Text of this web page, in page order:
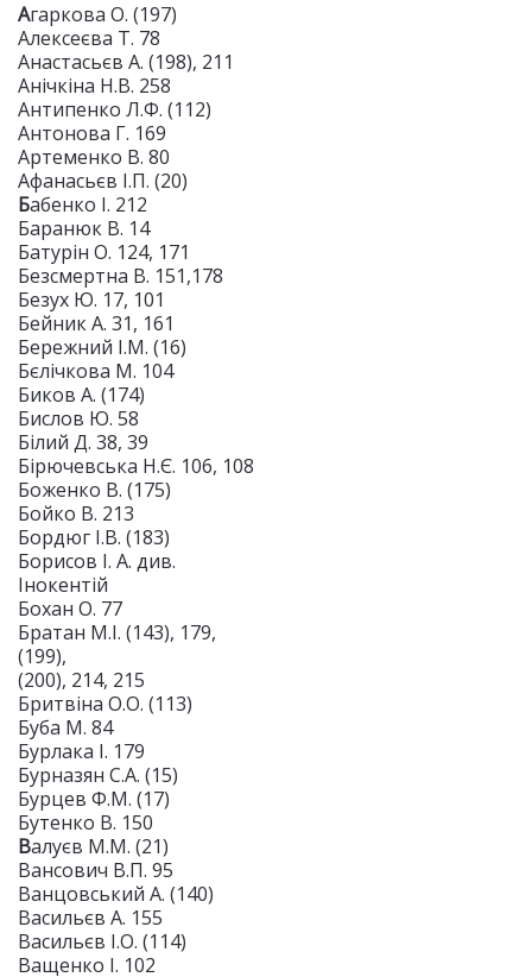
Агаркова О. (197)
Алексеєва Т. 78
Анастасьєв А. (198), 211
Анічкіна Н.В. 258
Антипенко Л.Ф. (112)
Антонова Г. 169
Артеменко В. 80
Афанасьєв І.П. (20)
Бабенко І. 212
Баранюк В. 14
Батурін О. 124, 171
Безсмертна В. 151,178
Безух Ю. 17, 101
Бейник А. 31, 161
Бережний І.М. (16)
Бєлічкова М. 104
Биков А. (174)
Бислов Ю. 58
Білий Д. 38, 39
Бірючевська Н.Є. 106, 108
Боженко В. (175)
Бойко В. 213
Бордюг І.В. (183)
Борисов І. А. див.
Інокентій
Бохан О. 77
Братан М.І. (143), 179,
(199),
(200), 214, 215
Бритвіна О.О. (113)
Буба М. 84
Бурлака І. 179
Бурназян С.А. (15)
Бурцев Ф.М. (17)
Бутенко В. 150
Валуєв М.М. (21)
Вансович В.П. 95
Ванцовський А. (140)
Васильєв А. 155
Васильєв І.О. (114)
Ващенко І. 102